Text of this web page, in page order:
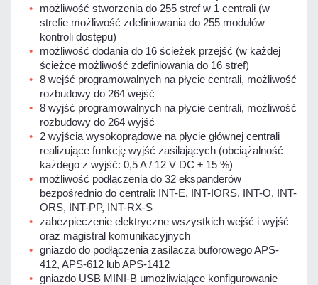
możliwość stworzenia do 255 stref w 1 centrali (w
strefie możliwość zdefiniowania do 255 modułów
kontroli dostępu)
możliwość dodania do 16 ścieżek przejść (w każdej
ścieżce możliwość zdefiniowania do 16 stref)
8 wejść programowalnych na płycie centrali, możliwość
rozbudowy do 264 wejść
8 wyjść programowalnych na płycie centrali, możliwość
rozbudowy do 264 wyjść
2 wyjścia wysokoprądowe na płycie głównej centrali
realizujące funkcję wyjść zasilających (obciążalność
każdego z wyjść: 0,5 A / 12 V DC ± 15 %)
możliwość podłączenia do 32 ekspanderów
bezpośrednio do centrali: INT-E, INT-IORS, INT-O, INT-
ORS, INT-PP, INT-RX-S
zabezpieczenie elektryczne wszystkich wejść i wyjść
oraz magistral komunikacyjnych
gniazdo do podłączenia zasilacza buforowego APS-
412, APS-612 lub APS-1412
gniazdo USB MINI-B umożliwiające konfigurowanie